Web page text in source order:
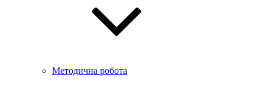
Методична робота